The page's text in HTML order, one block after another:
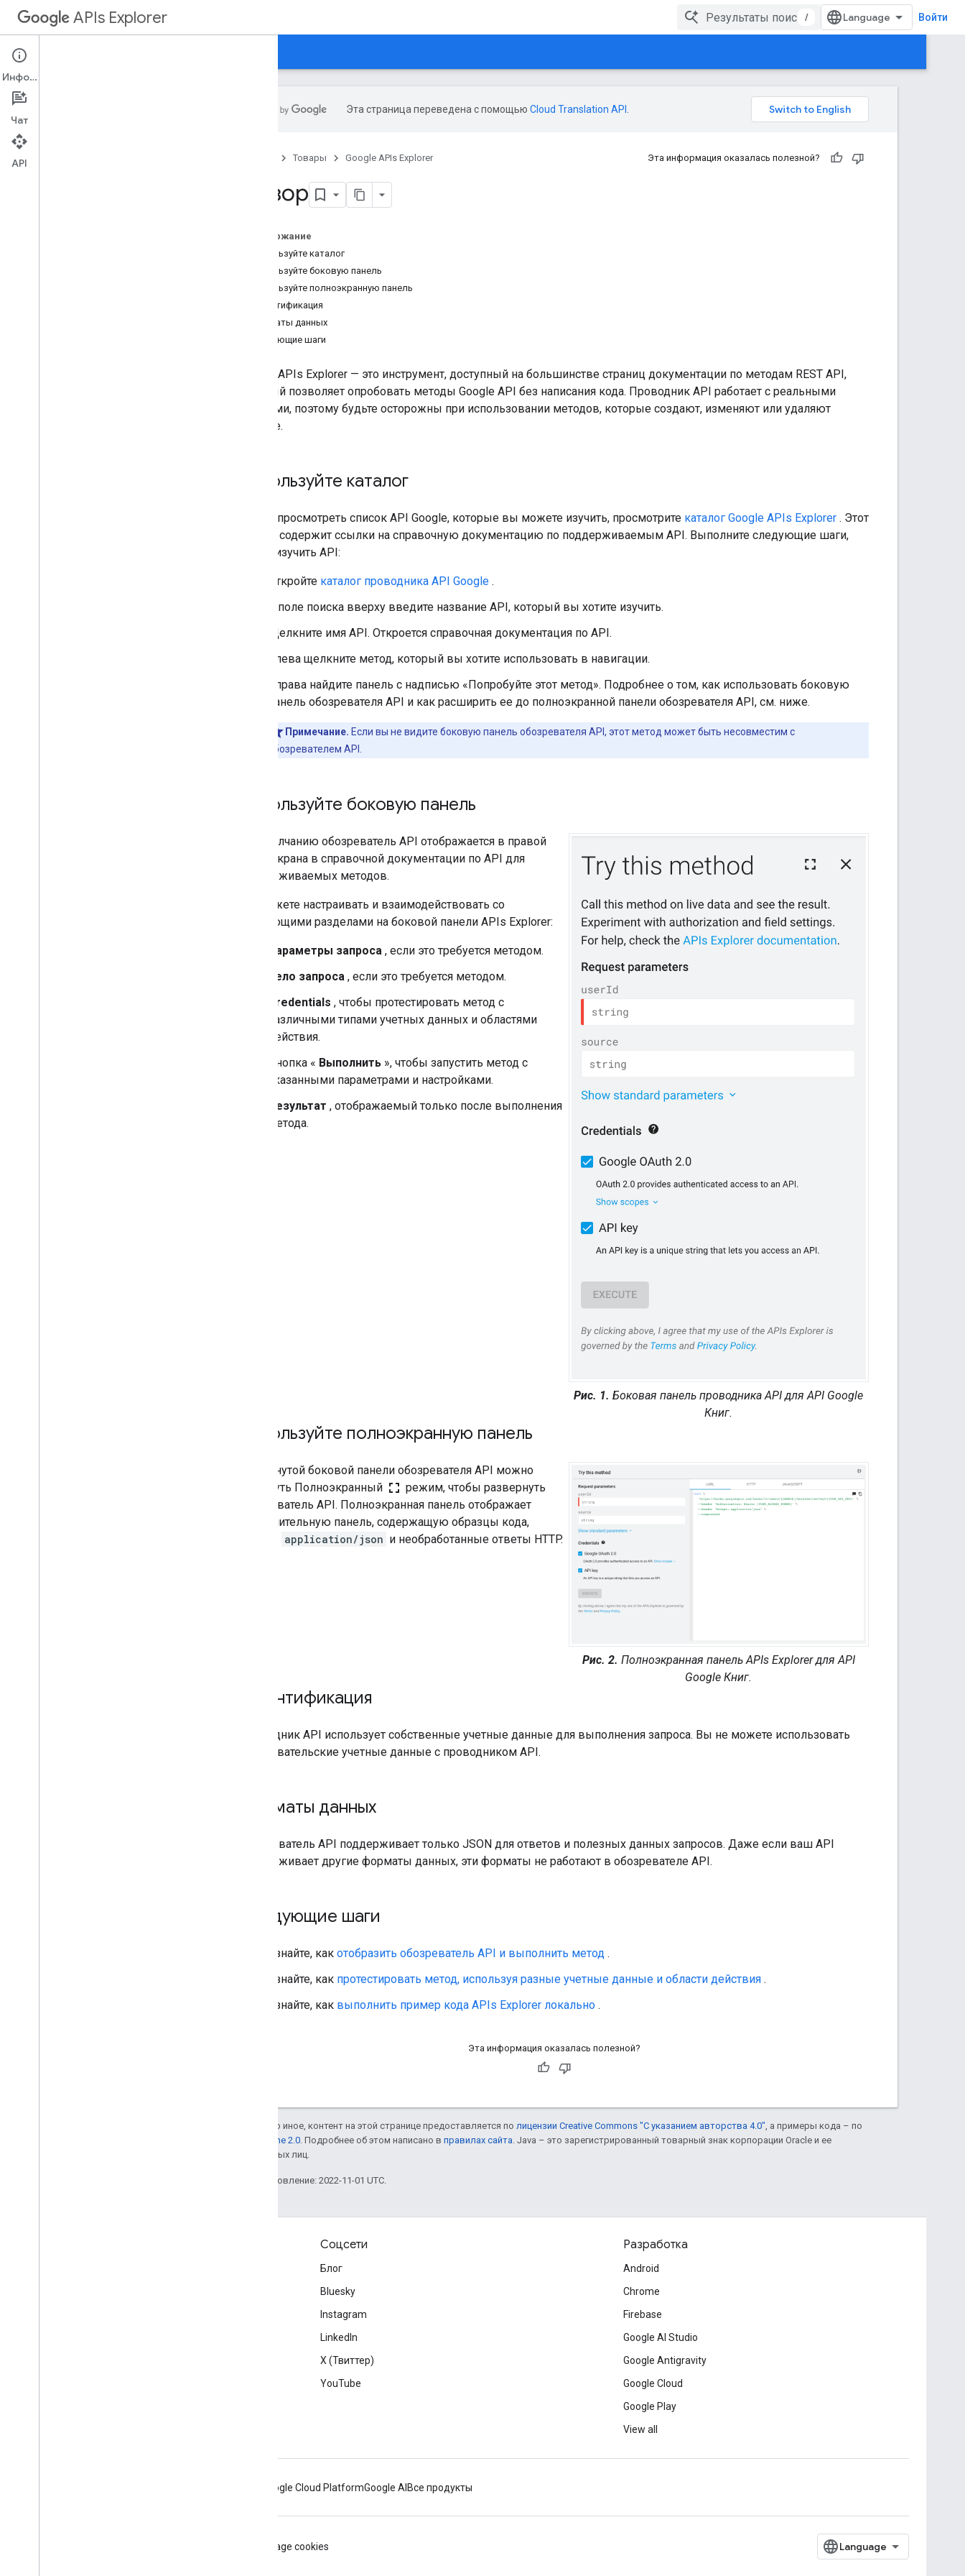
APIs Explorer / Войти
Обзор
Отображение обозревателя API и
Эта страница переведена с помощью Cloud Translation API
Товары Google APIs Explorer Эта информация оказалась полезной?
Обзор
Содержание
Используйте каталог
Используйте боковую панель
Используйте полноэкранную панель
Аутентификация
Форматы данных
Следующие шаги
Google APIs Explorer — это инструмент, доступный на большинстве страниц документации по методам REST API,
который позволяет опробовать методы Google API без написания кода. Проводник API работает с реальными
данными, поэтому будьте осторожны при использовании методов, которые создают, изменяют или удаляют
данные.
Используйте каталог
Чтобы просмотреть список API Google, которые вы можете изучить, просмотрите каталог Google APIs Explorer . Этот
список содержит ссылки на справочную документацию по поддерживаемым API. Выполните следующие шаги,
чтобы изучить API:
Откройте каталог проводника API Google .
В поле поиска вверху введите название API, который вы хотите изучить.
Щелкните имя API. Откроется справочная документация по API.
Слева щелкните метод, который вы хотите использовать в навигации.
Справа найдите панель с надписью «Попробуйте этот метод». Подробнее о том, как использовать боковую
панель обозревателя API и как расширить ее до полноэкранной панели обозревателя API, см. ниже.
Примечание. Если вы не видите боковую панель обозревателя API, этот метод может быть несовместим с
обозревателем API.
Используйте боковую панель
Рис. 1. Боковая панель проводника API для API Google
Книг.
По умолчанию обозреватель API отображается в правой
части экрана в справочной документации по API для
поддерживаемых методов.
Вы можете настраивать и взаимодействовать со
следующими разделами на боковой панели APIs Explorer:
Параметры запроса , если это требуется методом.
Тело запроса , если это требуется методом.
Credentials , чтобы протестировать метод с
различными типами учетных данных и областями
действия.
Кнопка « Выполнить », чтобы запустить метод с
указанными параметрами и настройками.
Результат , отображаемый только после выполнения
метода.
Используйте полноэкранную панель
Рис. 2. Полноэкранная панель APIs Explorer для API
Google Книг.
В свернутой боковой панели обозревателя API можно
щелкнуть Полноэкранный fullscreen режим, чтобы развернуть
обозреватель API. Полноэкранная панель отображает
дополнительную панель, содержащую образцы кода,
application/json и необработанные ответы HTTP.
Аутентификация
Проводник API использует собственные учетные данные для выполнения запроса. Вы не можете использовать
пользовательские учетные данные с проводником API.
Форматы данных
Обозреватель API поддерживает только JSON для ответов и полезных данных запросов. Даже если ваш API
поддерживает другие форматы данных, эти форматы не работают в обозревателе API.
Следующие шаги
Узнайте, как отобразить обозреватель API и выполнить метод .
Узнайте, как протестировать метод, используя разные учетные данные и области действия .
Узнайте, как выполнить пример кода APIs Explorer локально .
Эта информация оказалась полезной?
Если не указано иное, контент на этой странице предоставляется по лицензии Creative Commons "С указанием авторства 4.0", а примеры кода – по
лицензии Apache 2.0. Подробнее об этом написано в правилах сайта. Java – это зарегистрированный товарный знак корпорации Oracle и ее
аффилированных лиц.
Последнее обновление: 2022-11-01 UTC.
Соцсети
Блог
Bluesky
Instagram
LinkedIn
X (Твиттер)
YouTube
Разработка
Android
Chrome
Firebase
Google AI Studio
Google Antigravity
Google Cloud
Google Play
View all
Google Cloud PlatformGoogle AI Все продукты
Manage cookies
Информация
Чат
API